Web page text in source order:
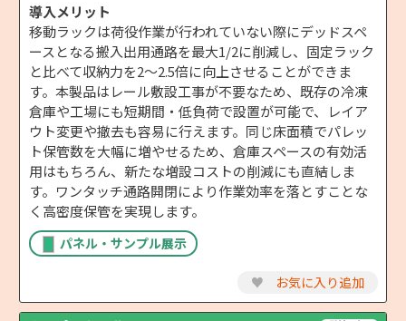
導入メリット
移動ラックは荷役作業が行われていない際にデッドスペ
ースとなる搬入出用通路を最大1/2に削減し、固定ラック
と比べて収納力を2〜2.5倍に向上させることができま
す。本製品はレール敷設工事が不要なため、既存の冷凍
倉庫や工場にも短期間・低負荷で設置が可能で、レイア
ウト変更や撤去も容易に行えます。同じ床面積でパレッ
ト保管数を大幅に増やせるため、倉庫スペースの有効活
用はもちろん、新たな増設コストの削減にも直結しま
す。ワンタッチ通路開閉により作業効率を落とすことな
く高密度保管を実現します。
パネル・サンプル展示
♥ お気に入り追加